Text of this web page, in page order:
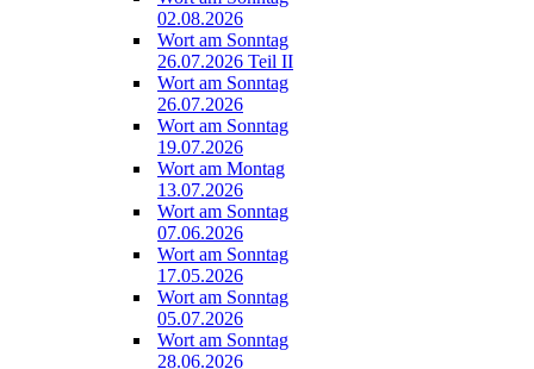
02.08.2026
Wort am Sonntag
26.07.2026 Teil II
Wort am Sonntag
26.07.2026
Wort am Sonntag
19.07.2026
Wort am Montag
13.07.2026
Wort am Sonntag
07.06.2026
Wort am Sonntag
17.05.2026
Wort am Sonntag
05.07.2026
Wort am Sonntag
28.06.2026